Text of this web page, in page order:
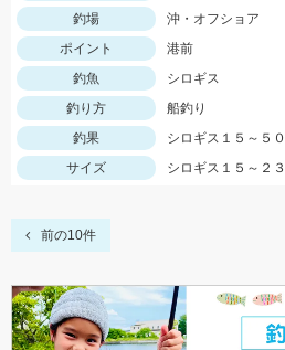
釣場
沖・オフショア
ポイント
港前
釣魚
シロギス
釣り方
船釣り
釣果
シロギス１５～５
サイズ
シロギス１５～２
前の10件